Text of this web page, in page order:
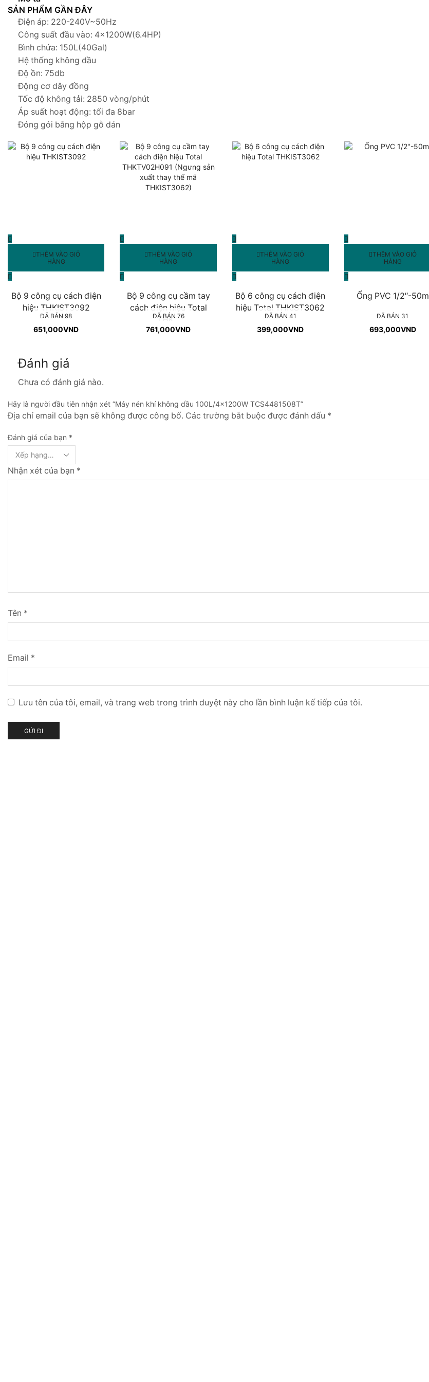
SẢN PHẨM GẦN ĐÂY
Điện áp: 220-240V~50Hz
Công suất đầu vào: 4×1200W(6.4HP)
Bình chứa: 150L(40Gal)
Hệ thống không dầu
Độ ồn: 75db
Động cơ dây đồng
Tốc độ không tải: 2850 vòng/phút
Áp suất hoạt động: tối đa 8bar
Đóng gói bằng hộp gỗ dán
THÊM VÀO GIỎ
HÀNG
Bộ 9 công cụ cách điện
hiệu THKIST3092
651,000VND
ĐÃ BÁN 98
THÊM VÀO GIỎ
HÀNG
Bộ 9 công cụ cầm tay
cách điện hiệu Total
THK...
761,000VND
ĐÃ BÁN 76
THÊM VÀO GIỎ
HÀNG
Bộ 6 công cụ cách điện
hiệu Total THKIST3062
399,000VND
ĐÃ BÁN 41
THÊM VÀO GIỎ
HÀNG
Ống PVC 1/2″-50m
693,000VND
ĐÃ BÁN 31
Đánh giá
Chưa có đánh giá nào.
Hãy là người đầu tiên nhận xét “Máy nén khí không dầu 100L/4x1200W TCS4481508T”
Địa chỉ email của bạn sẽ không được công bố. Các trường bắt buộc được đánh dấu *
Đánh giá của bạn *
Nhận xét của bạn *
Tên *
Email *
Lưu tên của tôi, email, và trang web trong trình duyệt này cho lần bình luận kế tiếp của tôi.